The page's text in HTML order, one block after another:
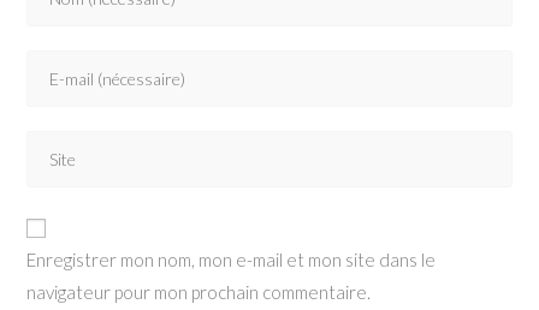
Enregistrer mon nom, mon e-mail et mon site dans le
navigateur pour mon prochain commentaire.